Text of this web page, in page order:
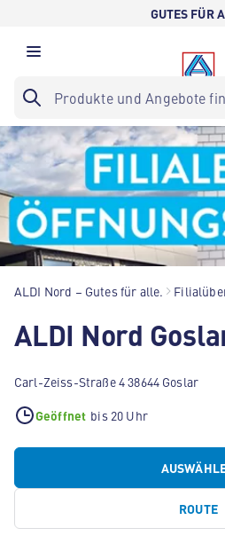
GUTES FÜR
ALDI Nord – Gutes für alle.
ALDI Nord
Carl-Zeiss-Straße 4 38644 Goslar
Geöffnet bis 20 Uhr
ROUTE